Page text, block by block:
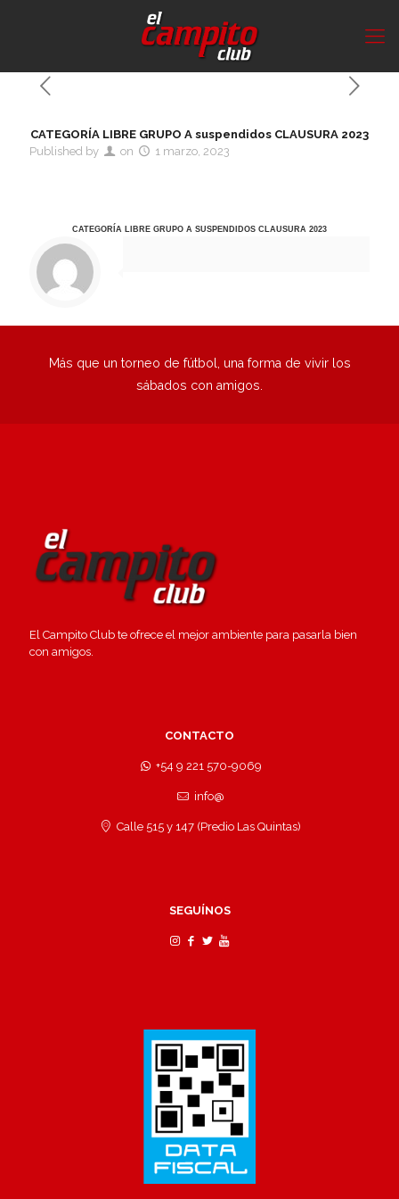
CATEGORÍA LIBRE GRUPO A suspendidos CLAUSURA 2023
Published by
on 1 marzo, 2023
CATEGORÍA LIBRE GRUPO A suspendidos CLAUSURA 2023
Más que un torneo de fútbol, una forma de vivir los
sábados con amigos.
El Campito Club te ofrece el mejor ambiente para pasarla bien
con amigos.
CONTACTO
+54 9 221 570-9069
info@
Calle 515 y 147 (Predio Las Quintas)
SEGUÍNOS